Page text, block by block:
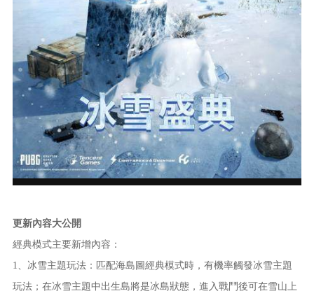
更新內容大公開
經典模式主要新增內容：
1、冰雪主題玩法：匹配海島圖經典模式時，有機率觸發冰雪主題
玩法；在冰雪主題中出生島將是冰島狀態，進入戰鬥後可在雪山上